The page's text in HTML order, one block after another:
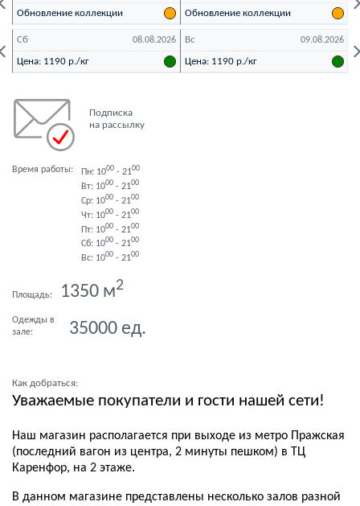
Обновление коллекции Обновление коллекции
Сб 08.08.2026
Цена: 1190 р./кг
Вс 09.08.2026
Цена: 1190 р./кг
Подписка
на рассылку
Время работы: Пн: 1000 - 2100
Вт: 1000 - 2100
Ср: 1000 - 2100
Чт: 1000 - 2100
Пт: 1000 - 2100
Сб: 1000 - 2100
Вс: 1000 - 2100
Площадь: 1350 м2
Одежды в
зале:
35000 ед.
Как добраться:
Уважаемые покупатели и гости нашей сети!
Наш магазин располагается при выходе из метро Пражская
(последний вагон из центра, 2 минуты пешком) в ТЦ
Каренфор, на 2 этаже.
В данном магазине представлены несколько залов разной